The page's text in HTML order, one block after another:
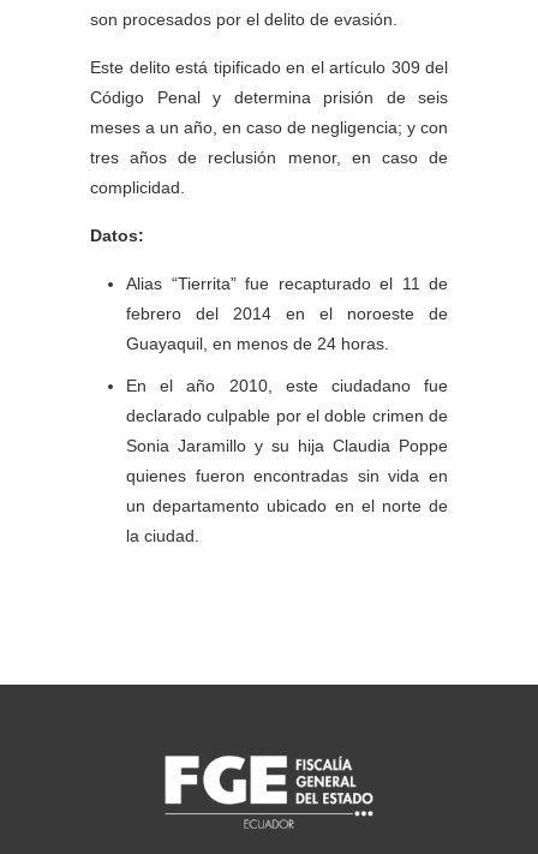
son procesados por el delito de evasión.
Este delito está tipificado en el artículo 309 del
Código Penal y determina prisión de seis
meses a un año, en caso de negligencia; y con
tres años de reclusión menor, en caso de
complicidad.
Datos:
Alias “Tierrita” fue recapturado el 11 de
febrero del 2014 en el noroeste de
Guayaquil, en menos de 24 horas.
En el año 2010, este ciudadano fue
declarado culpable por el doble crimen de
Sonia Jaramillo y su hija Claudia Poppe
quienes fueron encontradas sin vida en
un departamento ubicado en el norte de
la ciudad.